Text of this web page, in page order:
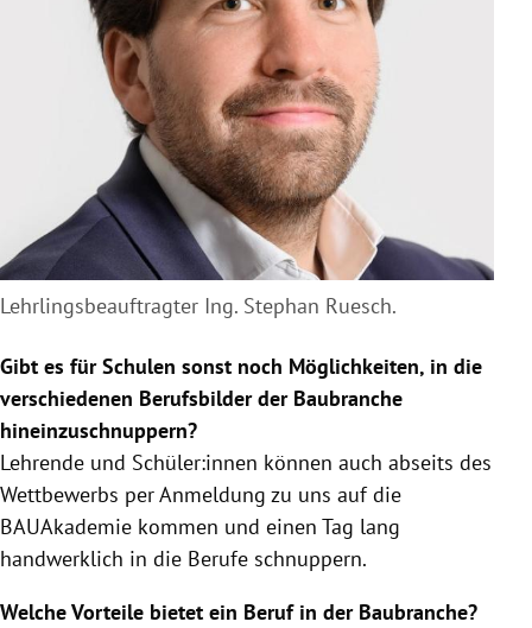
Lehrlingsbeauftragter Ing. Stephan Ruesch.
Gibt es für Schulen sonst noch Möglichkeiten, in die
verschiedenen Berufsbilder der Baubranche
hineinzuschnuppern?
Lehrende und Schüler:innen können auch abseits des
Wettbewerbs per Anmeldung zu uns auf die
BAUAkademie kommen und einen Tag lang
handwerklich in die Berufe schnuppern.
Welche Vorteile bietet ein Beruf in der Baubranche?